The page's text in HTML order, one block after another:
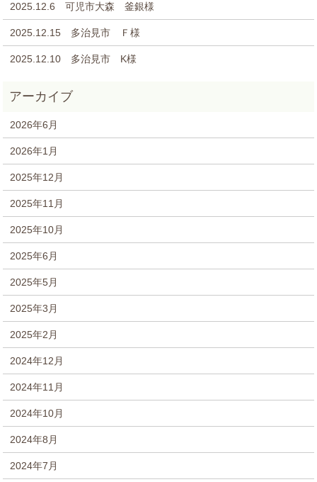
2025.12.6 可児市大森 釜銀様
2025.12.15 多治見市 Ｆ様
2025.12.10 多治見市 K様
2026年6月
2026年1月
2025年12月
2025年11月
2025年10月
2025年6月
2025年5月
2025年3月
2025年2月
2024年12月
2024年11月
2024年10月
2024年8月
2024年7月